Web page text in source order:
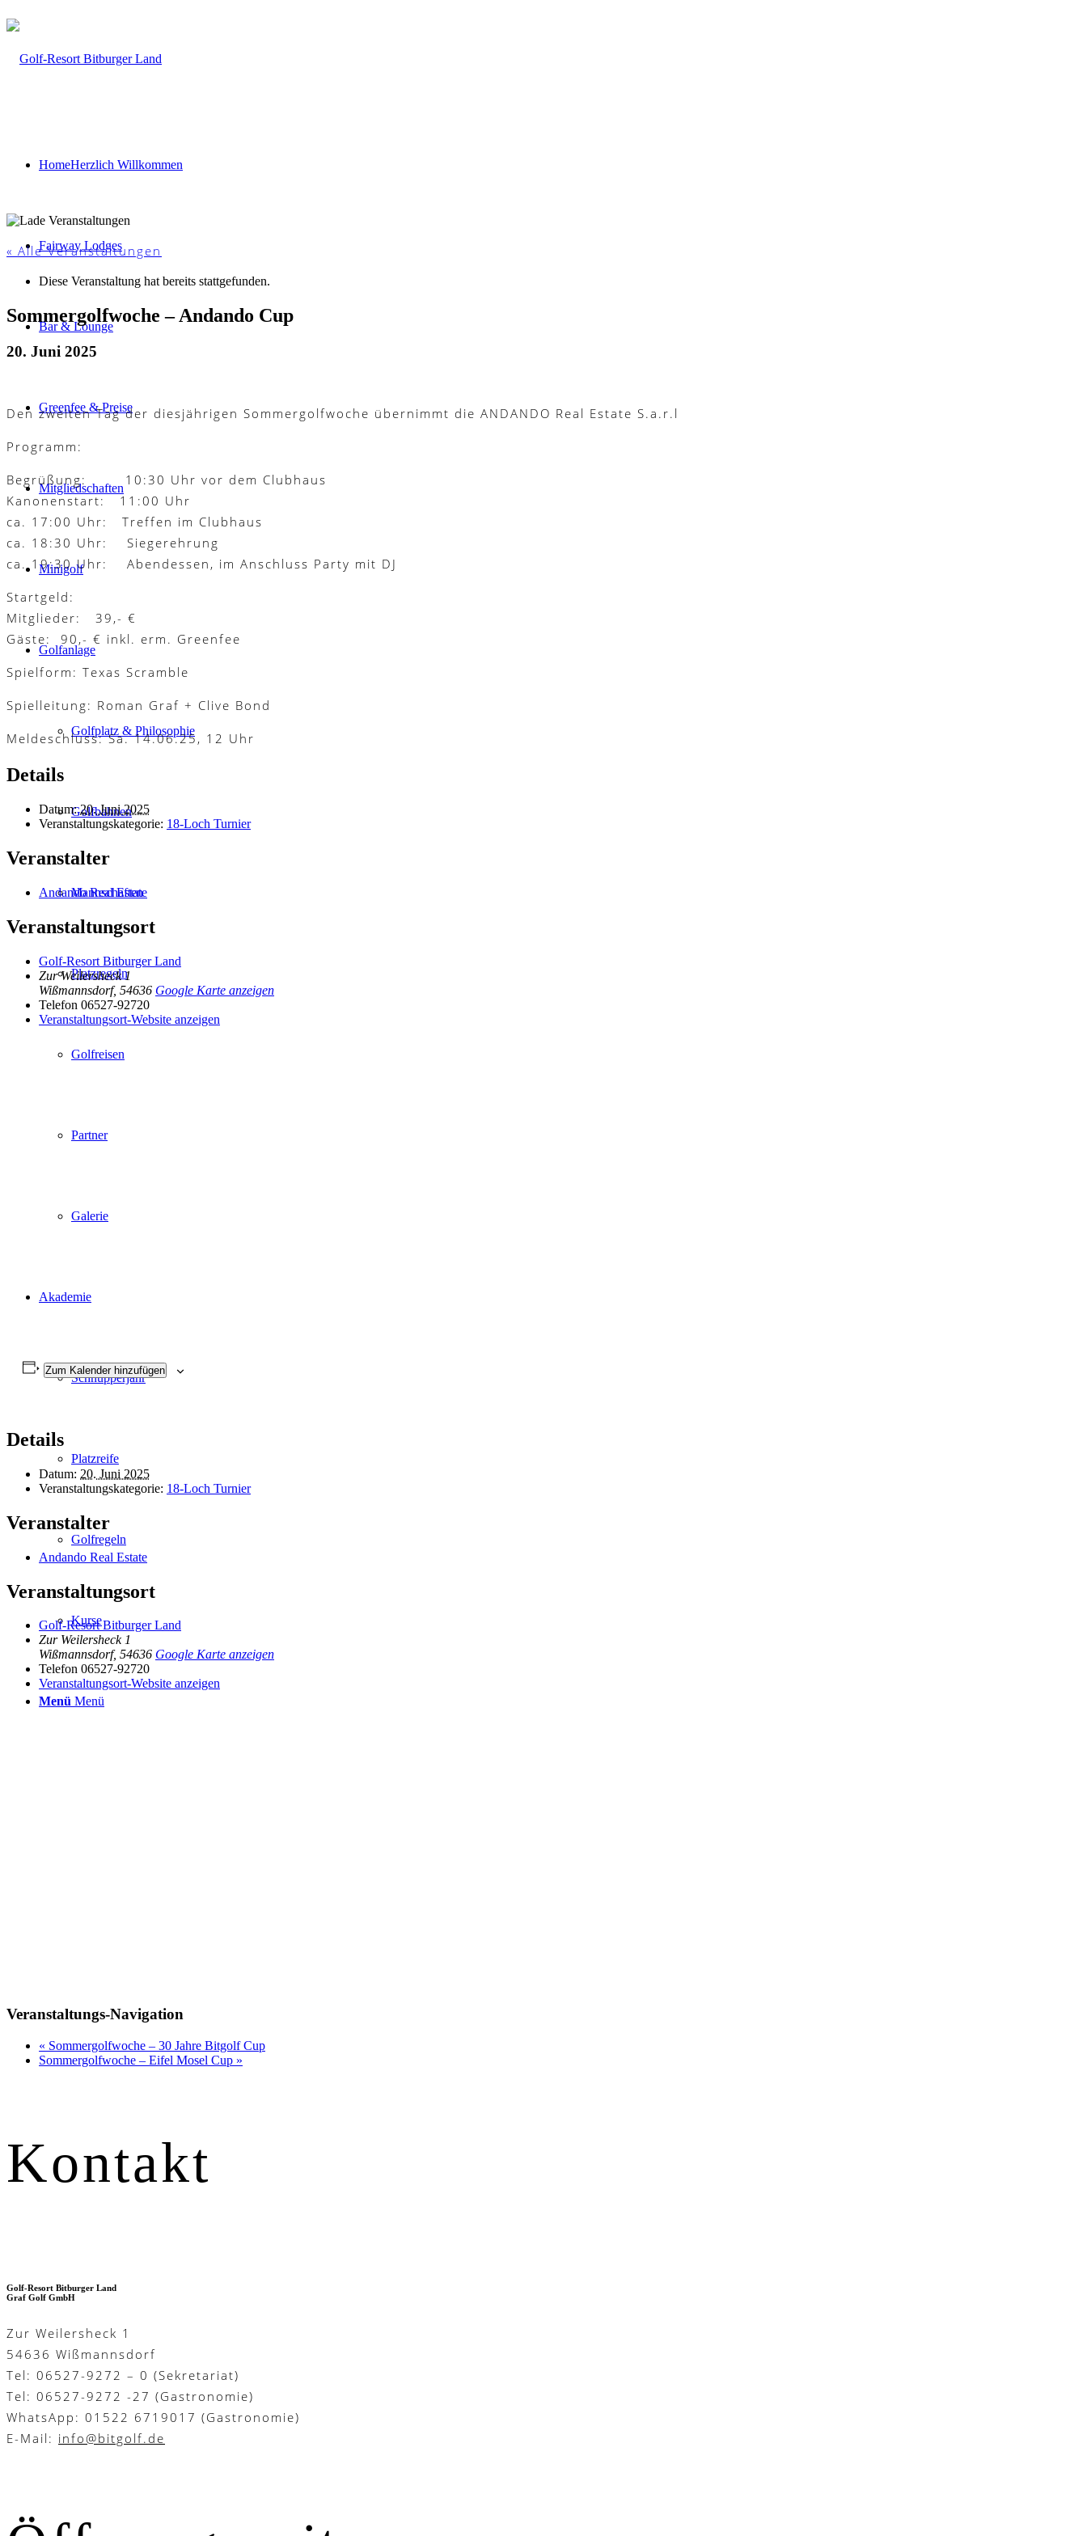
HomeHerzlich Willkommen
Fairway Lodges
Bar & Lounge
Greenfee & Preise
Mitgliedschaften
Minigolf
Golfanlage
Golfplatz & Philosophie
Golfbahnen
Mannschaften
Platzregeln
Golfreisen
Partner
Galerie
Akademie
Schnupperjahr
Platzreife
Golfregeln
Kurse
Menü Menü
« Alle Veranstaltungen
Diese Veranstaltung hat bereits stattgefunden.
Sommergolfwoche – Andando Cup
20. Juni 2025
Den zweiten Tag der diesjährigen Sommergolfwoche übernimmt die ANDANDO Real Estate S.a.r.l
Programm:
Begrüßung: 10:30 Uhr vor dem Clubhaus
Kanonenstart: 11:00 Uhr
ca. 17:00 Uhr: Treffen im Clubhaus
ca. 18:30 Uhr: Siegerehrung
ca. 19:30 Uhr: Abendessen, im Anschluss Party mit DJ
Startgeld:
Mitglieder: 39,- €
Gäste: 90,- € inkl. erm. Greenfee
Spielform: Texas Scramble
Spielleitung: Roman Graf + Clive Bond
Meldeschluss: Sa. 14.06.25, 12 Uhr
Details
Datum: 20. Juni 2025
Veranstaltungskategorie: 18-Loch Turnier
Veranstalter
Andando Real Estate
Veranstaltungsort
Golf-Resort Bitburger Land
Zur Weilersheck 1
Wißmannsdorf, 54636 Google Karte anzeigen
Telefon 06527-92720
Veranstaltungsort-Website anzeigen
Zum Kalender hinzufügen
Details
Datum: 20. Juni 2025
Veranstaltungskategorie: 18-Loch Turnier
Veranstalter
Andando Real Estate
Veranstaltungsort
Golf-Resort Bitburger Land
Zur Weilersheck 1
Wißmannsdorf, 54636 Google Karte anzeigen
Telefon 06527-92720
Veranstaltungsort-Website anzeigen
Veranstaltungs-Navigation
« Sommergolfwoche – 30 Jahre Bitgolf Cup
Sommergolfwoche – Eifel Mosel Cup »
Kontakt
Golf-Resort Bitburger Land
Graf Golf GmbH
Zur Weilersheck 1
54636 Wißmannsdorf
Tel: 06527-9272 – 0 (Sekretariat)
Tel: 06527-9272 -27 (Gastronomie)
WhatsApp: 01522 6719017 (Gastronomie)
E-Mail: info@bitgolf.de